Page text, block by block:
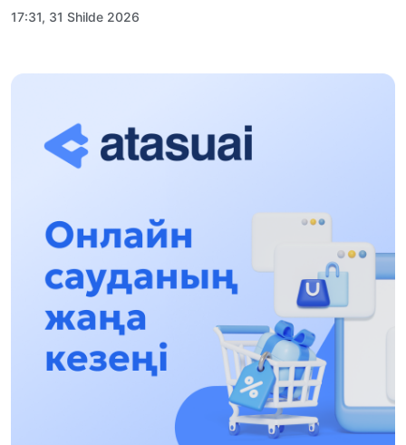
17:31, 31 Shilde 2026
Halyqaralyq «Formýla-1 H2O» jarysyn Qonaev
13:13, 30 Shilde 2026
12:01, 28 Shilde 2026
Abzal Dostıar: Dýman Muhametkárimdi Almaty
túrmesine aýystyrýy múmkin
16:15, 27 Shilde 2026
Óskenbaı Qulataıuly: Rýhanıatqa qyzmet etken